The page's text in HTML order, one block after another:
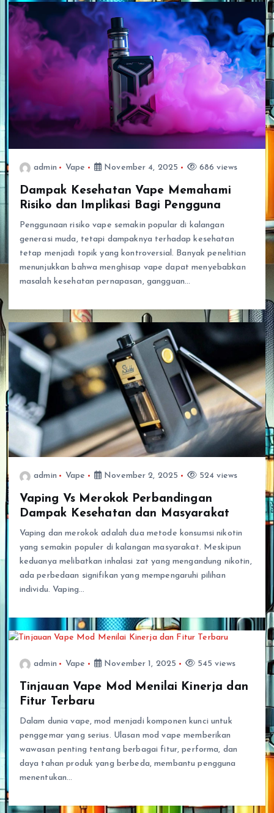
admin Vape November 4, 2025 686 views
Dampak Kesehatan Vape Memahami
Risiko dan Implikasi Bagi Pengguna
Penggunaan risiko vape semakin popular di kalangan
generasi muda, tetapi dampaknya terhadap kesehatan
tetap menjadi topik yang kontroversial. Banyak penelitian
menunjukkan bahwa menghisap vape dapat menyebabkan
masalah kesehatan pernapasan, gangguan…
admin Vape November 2, 2025 524 views
Vaping Vs Merokok Perbandingan
Dampak Kesehatan dan Masyarakat
Vaping dan merokok adalah dua metode konsumsi nikotin
yang semakin populer di kalangan masyarakat. Meskipun
keduanya melibatkan inhalasi zat yang mengandung nikotin,
ada perbedaan signifikan yang mempengaruhi pilihan
individu. Vaping…
admin Vape November 1, 2025 545 views
Tinjauan Vape Mod Menilai Kinerja dan
Fitur Terbaru
Dalam dunia vape, mod menjadi komponen kunci untuk
penggemar yang serius. Ulasan mod vape memberikan
wawasan penting tentang berbagai fitur, performa, dan
daya tahan produk yang berbeda, membantu pengguna
menentukan…